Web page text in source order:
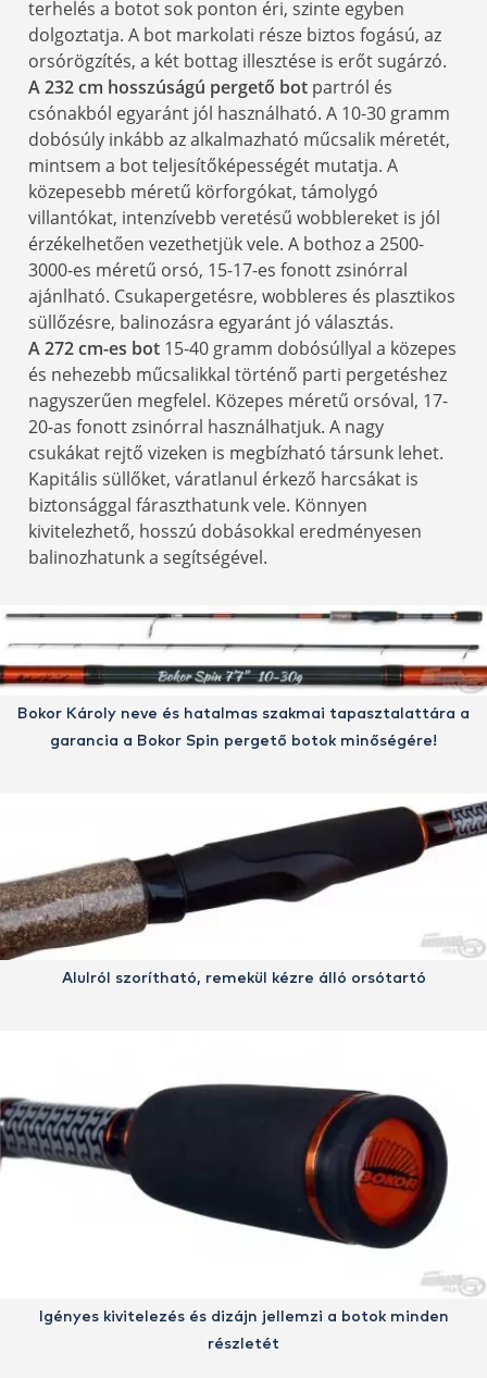
terhelés a botot sok ponton éri, szinte egyben
dolgoztatja. A bot markolati része biztos fogású, az
orsórögzítés, a két bottag illesztése is erőt sugárzó.
A 232 cm hosszúságú pergető bot partról és
csónakból egyaránt jól használható. A 10-30 gramm
dobósúly inkább az alkalmazható műcsalik méretét,
mintsem a bot teljesítőképességét mutatja. A
közepesebb méretű körforgókat, támolygó
villantókat, intenzívebb veretésű wobblereket is jól
érzékelhetően vezethetjük vele. A bothoz a 2500-
3000-es méretű orsó, 15-17-es fonott zsinórral
ajánlható. Csukapergetésre, wobbleres és plasztikos
süllőzésre, balinozásra egyaránt jó választás.
A 272 cm-es bot 15-40 gramm dobósúllyal a közepes
és nehezebb műcsalikkal történő parti pergetéshez
nagyszerűen megfelel. Közepes méretű orsóval, 17-
20-as fonott zsinórral használhatjuk. A nagy
csukákat rejtő vizeken is megbízható társunk lehet.
Kapitális süllőket, váratlanul érkező harcsákat is
biztonsággal fáraszthatunk vele. Könnyen
kivitelezhető, hosszú dobásokkal eredményesen
balinozhatunk a segítségével.
Bokor Károly neve és hatalmas szakmai tapasztalattára a
garancia a Bokor Spin pergető botok minőségére!
Alulról szorítható, remekül kézre álló orsótartó
Igényes kivitelezés és dizájn jellemzi a botok minden
részletét